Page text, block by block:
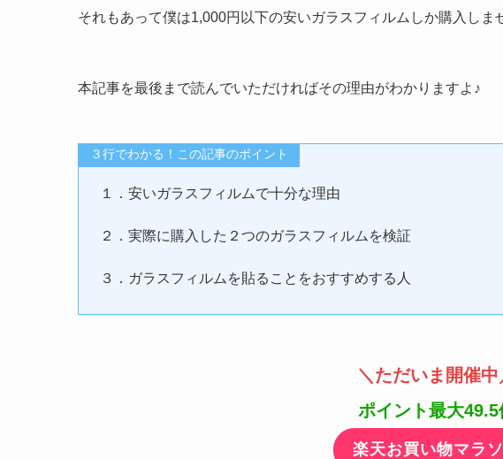
それもあって僕は1,000円以下の安いガラスフィルムしか購入しま
本記事を最後まで読んでいただければその理由がわかりますよ♪
３行でわかる！この記事のポイント
１．安いガラスフィルムで十分な理由
２．実際に購入した２つのガラスフィルムを検証
３．ガラスフィルムを貼ることをおすすめする人
＼ただいま開催中
ポイント最大49.5
楽天お買い物マラ